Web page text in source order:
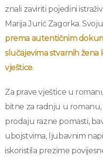
znali zaviriti pojedini
Marija Jurić Zagorka.
prema autentičnim
slučajevima stvarnih
vještice.
Za prave vještice u
bitne za radnju u
prodaju razne pomasti,
ubojstvima, ljubavnim
iskoristila prezime